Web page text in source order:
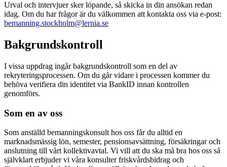
Urval och intervjuer sker löpande, så skicka in din ansökan redan
idag. Om du har frågor är du välkommen att kontakta oss via e-post:
bemanning.stockholm@lernia.se
Bakgrundskontroll
I vissa uppdrag ingår bakgrundskontroll som en del av
rekryteringsprocessen. Om du går vidare i processen kommer du
behöva verifiera din identitet via BankID innan kontrollen
genomförs.
Som en av oss
Som anställd bemanningskonsult hos oss får du alltid en
marknadsmässig lön, semester, pensionsavsättning, försäkringar och
anslutning till vårt kollektivavtal. Vi vill att du ska må bra hos oss så
självklart erbjuder vi våra konsulter friskvårdsbidrag och